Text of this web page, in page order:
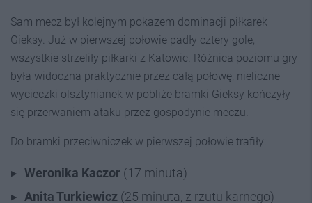
Sam mecz był kolejnym pokazem dominacji piłkarek
Gieksy. Już w pierwszej połowie padły cztery gole,
wszystkie strzeliły piłkarki z Katowic. Różnica poziomu gry
była widoczna praktycznie przez całą połowę, nieliczne
wycieczki olsztynianek w pobliże bramki Gieksy kończyły
się przerwaniem ataku przez gospodynie meczu.
Do bramki przeciwniczek w pierwszej połowie trafiły:
Weronika Kaczor (17 minuta)
Anita Turkiewicz (25 minuta, z rzutu karnego)